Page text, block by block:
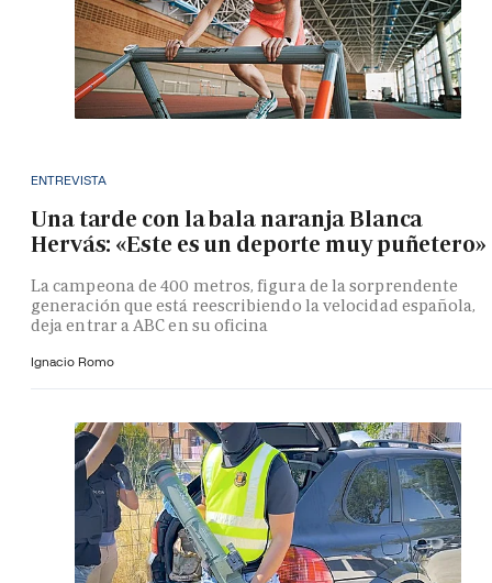
ENTREVISTA
Una tarde con la bala naranja Blanca
Hervás: «Este es un deporte muy puñetero»
La campeona de 400 metros, figura de la sorprendente
generación que está reescribiendo la velocidad española,
deja entrar a ABC en su oficina
Ignacio Romo